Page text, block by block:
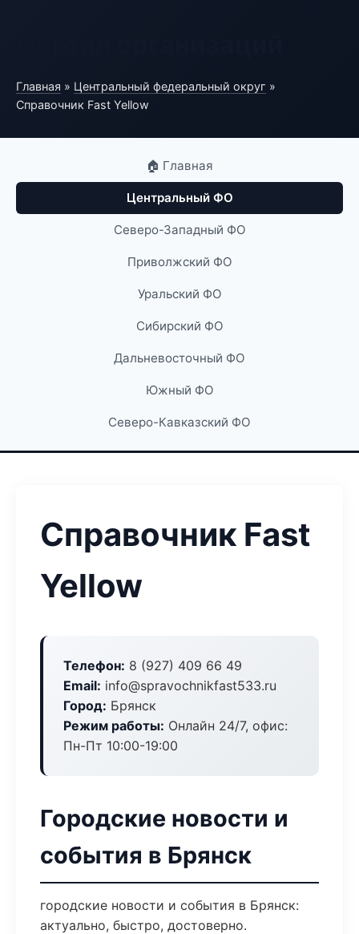
Главная » Центральный федеральный округ »
Справочник Fast Yellow
🏠 Главная
Центральный ФО
Северо-Западный ФО
Приволжский ФО
Уральский ФО
Сибирский ФО
Дальневосточный ФО
Южный ФО
Северо-Кавказский ФО
Справочник Fast
Yellow
Телефон: 8 (927) 409 66 49
Email: info@spravochnikfast533.ru
Город: Брянск
Режим работы: Онлайн 24/7, офис:
Пн-Пт 10:00-19:00
Городские новости и
события в Брянск
городские новости и события в Брянск:
актуально, быстро, достоверно.